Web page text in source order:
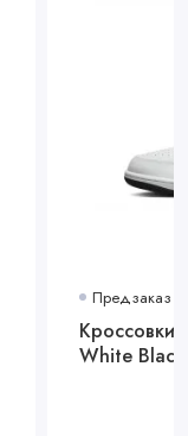
Предзаказ
Кроссовки
White Black